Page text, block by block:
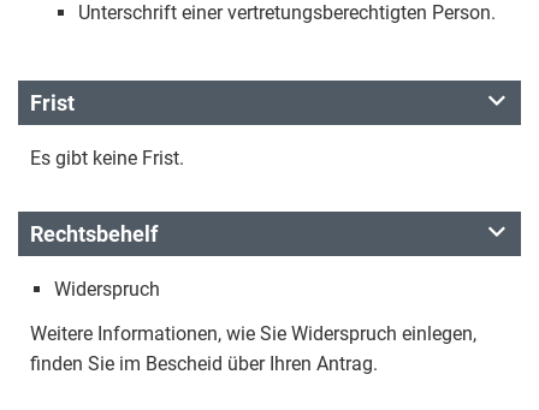
Unterschrift einer vertretungsberechtigten Person.
Frist
Es gibt keine Frist.
Rechtsbehelf
Widerspruch
Weitere Informationen, wie Sie Widerspruch einlegen,
finden Sie im Bescheid über Ihren Antrag.